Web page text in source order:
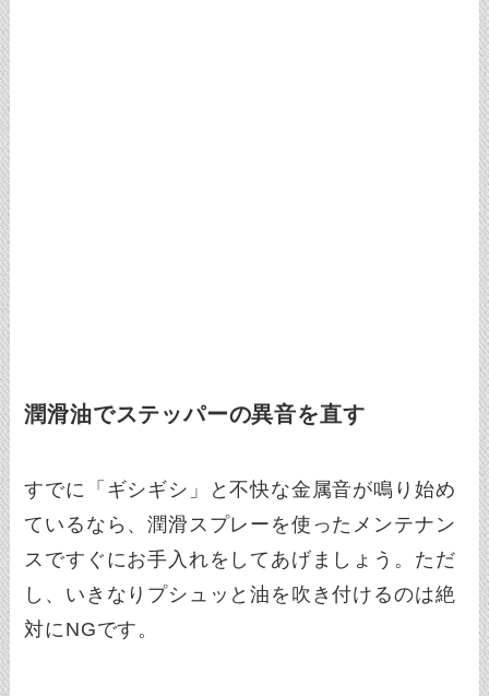
潤滑油でステッパーの異音を直す
すでに「ギシギシ」と不快な金属音が鳴り始め
ているなら、潤滑スプレーを使ったメンテナン
スですぐにお手入れをしてあげましょう。ただ
し、いきなりプシュッと油を吹き付けるのは絶
対にNGです。